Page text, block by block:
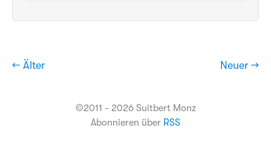
← Älter Neuer →
©2011 - 2026 Suitbert Monz
Abonnieren über RSS